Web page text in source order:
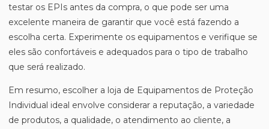
testar os EPIs antes da compra, o que pode ser uma
excelente maneira de garantir que você está fazendo a
escolha certa. Experimente os equipamentos e verifique se
eles são confortáveis e adequados para o tipo de trabalho
que será realizado.
Em resumo, escolher a loja de Equipamentos de Proteção
Individual ideal envolve considerar a reputação, a variedade
de produtos, a qualidade, o atendimento ao cliente, a